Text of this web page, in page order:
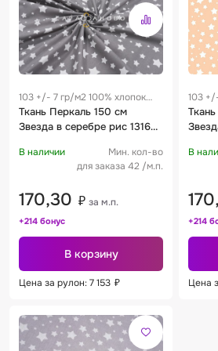
103 +/- 7 гр/м2 100% хлопок
0.25 м
Ткань Перкаль 150 см
Звезда в серебре рис 13165
В наличии
Мин. кол-во
для заказа 42 /м.п.
170,30 ₽ за м.п.
+214 бонус
В корзину
Цена за рулон: 7 153 ₽
103
0.25 м
В
+214
Цена